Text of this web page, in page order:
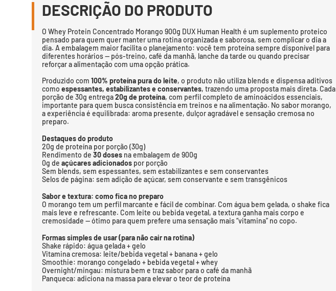
DESCRIÇÃO DO PRODUTO
O Whey Protein Concentrado Morango 900g DUX Human Health é um suplemento proteico
pensado para quem quer manter uma rotina organizada e saborosa, sem complicar o dia a
dia. A embalagem maior facilita o planejamento: você tem proteína sempre disponível para
diferentes horários — pós-treino, café da manhã, lanche da tarde ou quando precisar
reforçar a alimentação com uma opção prática.
Produzido com 100% proteína pura do leite, o produto não utiliza blends e dispensa aditivos
como espessantes, estabilizantes e conservantes, trazendo uma proposta mais direta. Cada
porção de 30g entrega20g de proteína, com perfil completo de aminoácidos essenciais,
importante para quem busca consistência em treinos e na alimentação. No sabor morango,
a experiência é equilibrada: aroma presente, dulçor agradável e sensação cremosa no
preparo.
Destaques do produto
20g de proteína por porção (30g)
Rendimento de 30 doses na embalagem de 900g
0g de açúcares adicionados por porção
Sem blends, sem espessantes, sem estabilizantes e sem conservantes
Selos de página: sem adição de açúcar, sem conservante e sem transgênicos
Sabor e textura: como fica no preparo
O morango tem um perfil marcante e fácil de combinar. Com água bem gelada, o shake fica
mais leve e refrescante. Com leite ou bebida vegetal, a textura ganha mais corpo e
cremosidade — ótimo para quem prefere uma sensação mais “vitamina” no copo.
Formas simples de usar (para não cair na rotina)
Shake rápido: água gelada + gelo
Vitamina cremosa: leite/bebida vegetal + banana + gelo
Smoothie: morango congelado + bebida vegetal + whey
Overnight/mingau: mistura bem e traz sabor para o café da manhã
Panqueca: adiciona na massa para elevar o teor de proteína